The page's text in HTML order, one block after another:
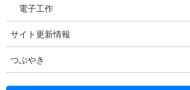
Facebook
Threads Hatena
電子工作
サイト更新情報
つぶやき